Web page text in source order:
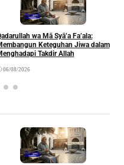
Ibadah
wa Mā Syā’a Fa’ala:
Keteguhan Jiwa dalam
Takdir Allah
06/08/2026
Ibadah